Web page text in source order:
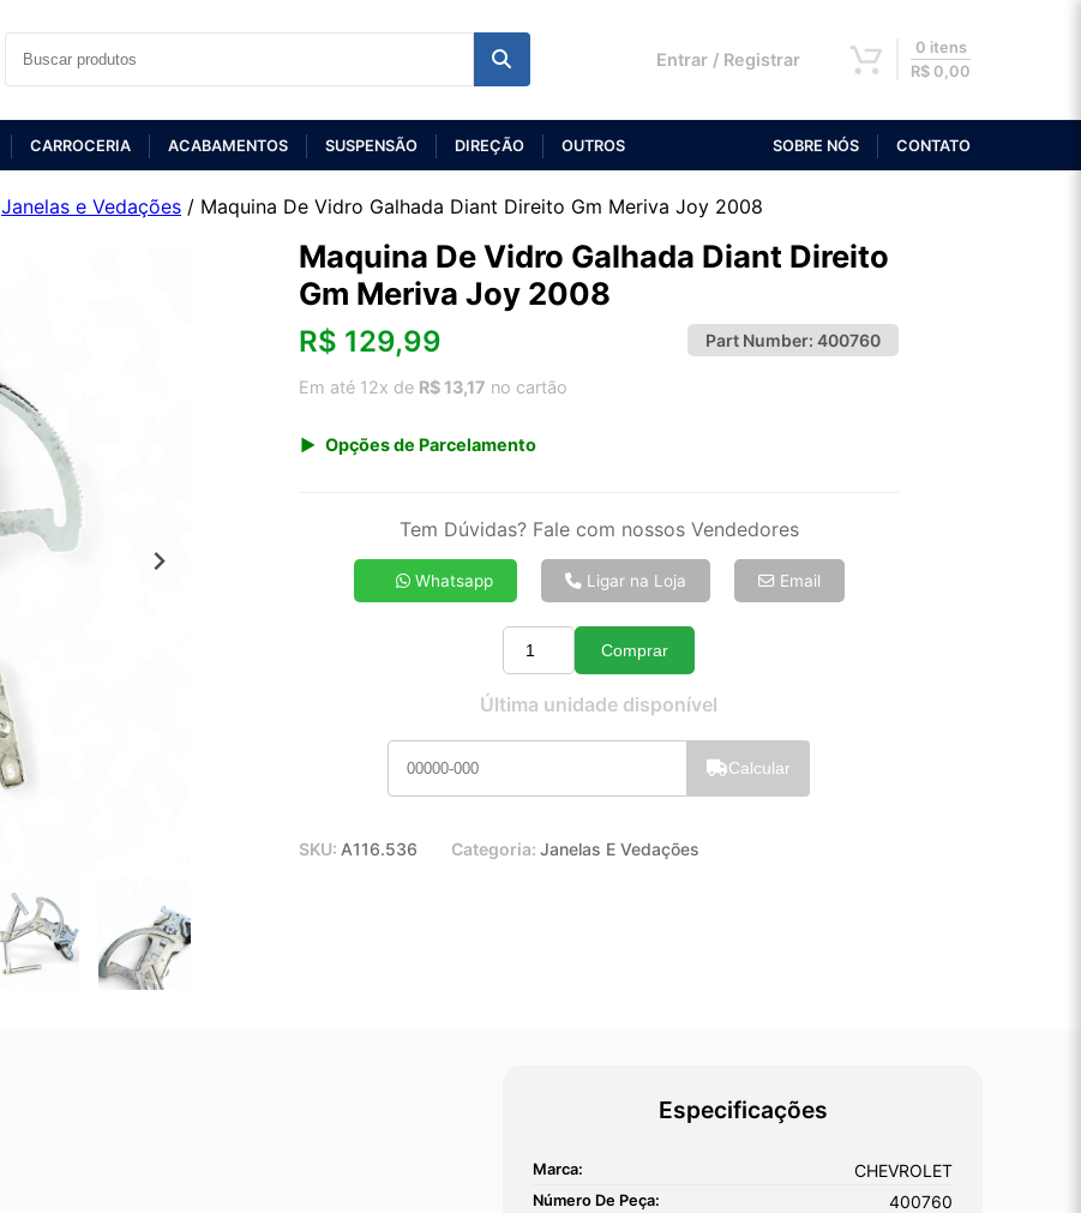
Entrar / Registrar
0 itens
R$ 0,00
CARROCERIA ACABAMENTOS SUSPENSÃO DIREÇÃO OUTROS SOBRE NÓS CONTATO
Janelas e Vedações / Maquina De Vidro Galhada Diant Direito Gm Meriva Joy 2008
Maquina De Vidro Galhada Diant Direito
Gm Meriva Joy 2008
R$ 129,99 Part Number: 400760
Em até 12x de R$ 13,17 no cartão
Opções de Parcelamento
7x de R$ 21,30
8x de R$ 18,89
9x de R$ 17,00
10x de R$ 15,42
12x de R$ 13,17
Tem Dúvidas? Fale com nossos Vendedores
Whatsapp Ligar na Loja Email
Quantidade
Comprar
Última unidade disponível
Calcular
SKU: A116.536 Categoria: Janelas E Vedações
Especificações
Marca: CHEVROLET
Número De Peça: 400760